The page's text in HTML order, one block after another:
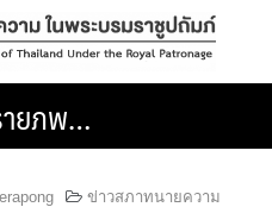
ยภพ…
ข่าวสภาทนายความ